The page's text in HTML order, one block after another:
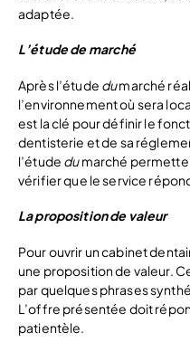
adaptée.
L’étude de marché
Après l’étude dumarché
l’environnement où sera
est la clé pour définir le
dentisterie et de sa
l’étude dumarché
vérifier que le service
La proposition de valeur
Pour ouvrir un cabinet
une proposition de valeur.
par quelques phrases
L’offre présentée doit
patientèle.